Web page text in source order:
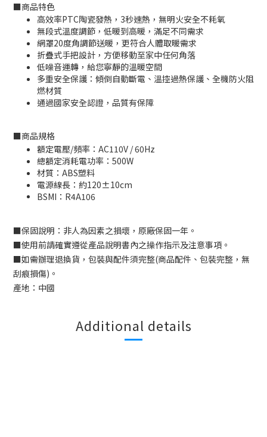
■商品特色
高效率PTC陶瓷發熱，3秒速熱，無明火安全不耗氧
無段式溫度調節，低暖到高暖，滿足不同需求
網罩20度角調節送暖，更符合人體取暖需求
折疊式手把設計，方便移動至家中任何角落
低噪音運轉，給您寧靜的溫暖空間
多重安全保護：傾倒自動斷電、溫控過熱保護、全機防火阻
燃材質
通過國家安全認證，品質有保障
■商品規格
額定電壓/頻率：AC110V / 60Hz
總額定消耗電功率：500W
材質：ABS塑料
電源線長：約120±10cm
BSMI： R4A106
■保固說明：非人為因素之損壞，原廠保固一年。
■使用前請確實遵從產品說明書內之操作指示及注意事項。
■如需辦理退換貨，包裝與配件須完整(商品配件、包裝完整，無
刮痕損傷) 。
產地：中國
Additional details